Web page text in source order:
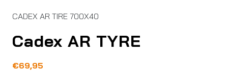
CADEX AR TIRE 700X40
Cadex AR TYRE
€69,95